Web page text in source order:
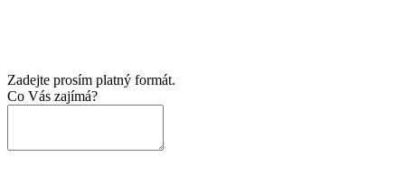
Zadejte prosím platný formát.
Co Vás zajímá?